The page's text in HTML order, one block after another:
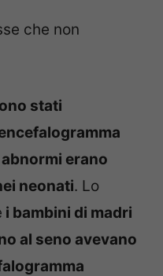
che non
stati
erano
neonati. Lo
i bambini di madri
al seno avevano